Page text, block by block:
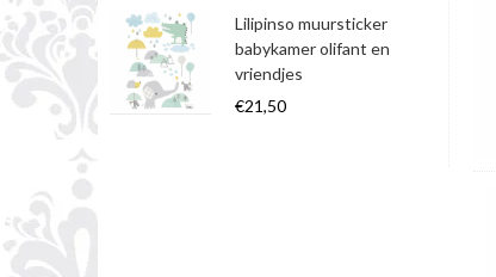
Lilipinso muursticker
babykamer olifant en
vriendjes
€21,50